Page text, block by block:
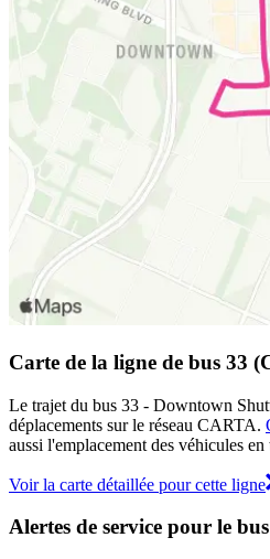
Carte de la ligne de bus 33
Le trajet du bus 33 - Downtown
déplacements sur le réseau CARTA.
aussi l'emplacement des véhicules
Voir la carte détaillée pour cette ligne
Alertes de service pour le